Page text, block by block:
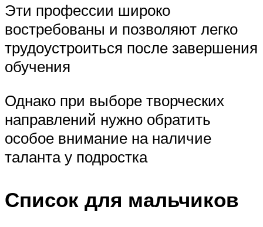
Эти профессии широко
востребованы и позволяют легко
трудоустроиться после завершения
обучения
Однако при выборе творческих
направлений нужно обратить
особое внимание на наличие
таланта у подростка
Список для мальчиков